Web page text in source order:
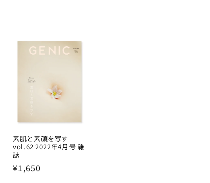
素肌と素顔を写す
vol.62 2022年4月号 雑
誌
Regular
¥1,650